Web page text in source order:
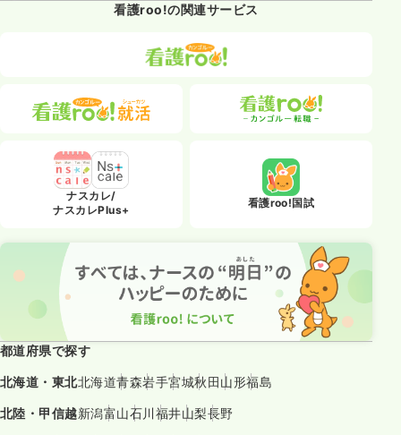
看護roo!の関連サービス
ナスカレ/
ナスカレPlus+
看護roo!国試
都道府県で探す
北海道・東北北海道青森岩手宮城秋田山形福島
北陸・甲信越新潟富山石川福井山梨長野